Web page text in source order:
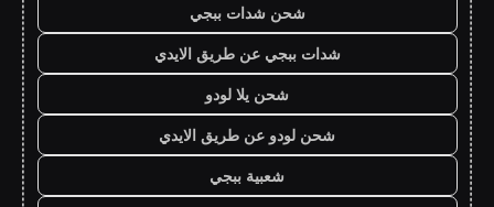
شحن شدات ببجي
شدات ببجي عن طريق الايدي
شحن يلا لودو
شحن لودو عن طريق الايدي
شعبية ببجي